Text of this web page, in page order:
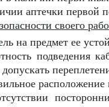
аптечки первой
своего
на предмет ее
подведения